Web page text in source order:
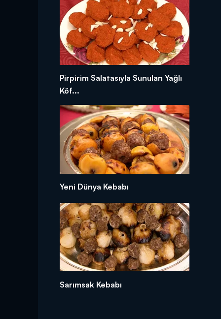
Pirpirim Salatasıyla Sunulan Yağlı
Köf...
Yeni Dünya Kebabı
Sarımsak Kebabı